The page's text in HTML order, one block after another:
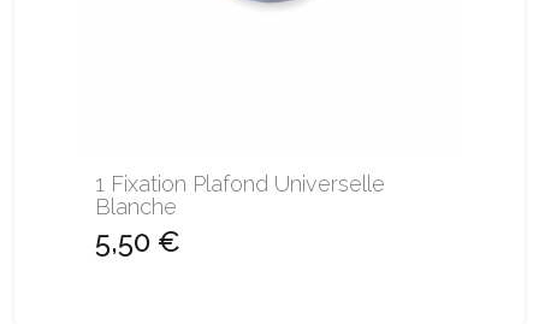
1 Fixation Plafond Universelle
Blanche
5,50 €